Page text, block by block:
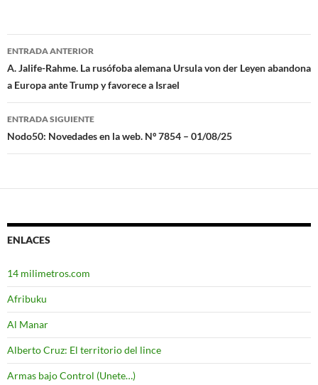
Navegación
de
entradas
ENTRADA ANTERIOR
A. Jalife-Rahme. La rusófoba alemana Ursula von der Leyen abandona
a Europa ante Trump y favorece a Israel
ENTRADA SIGUIENTE
Nodo50: Novedades en la web. Nº 7854 – 01/08/25
ENLACES
14 milimetros.com
Afribuku
Al Manar
Alberto Cruz: El territorio del lince
Armas bajo Control (Unete…)